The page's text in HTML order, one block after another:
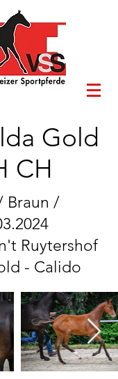
Gold
CH
Braun /
Ruytershof
- Calido